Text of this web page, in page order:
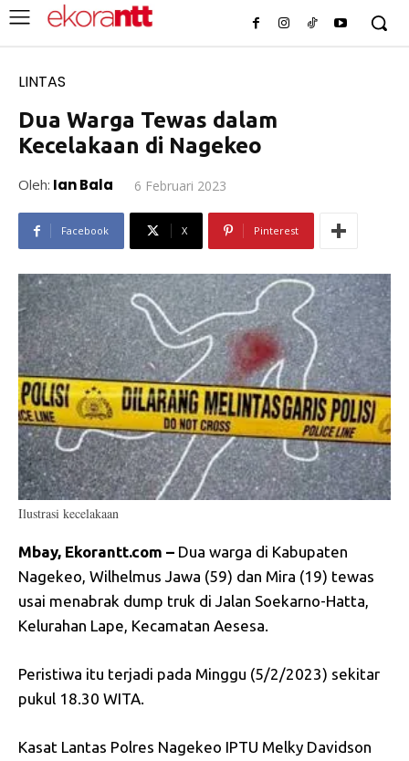
LINTAS
Dua Warga Tewas dalam
Kecelakaan di Nagekeo
Oleh: Ian Bala 6 Februari 2023
Facebook X Pinterest
Ilustrasi kecelakaan
Mbay, Ekorantt.com – Dua warga di Kabupaten
Nagekeo, Wilhelmus Jawa (59) dan Mira (19) tewas
usai menabrak dump truk di Jalan Soekarno-Hatta,
Kelurahan Lape, Kecamatan Aesesa.
Peristiwa itu terjadi pada Minggu (5/2/2023) sekitar
pukul 18.30 WITA.
Kasat Lantas Polres Nagekeo IPTU Melky Davidson